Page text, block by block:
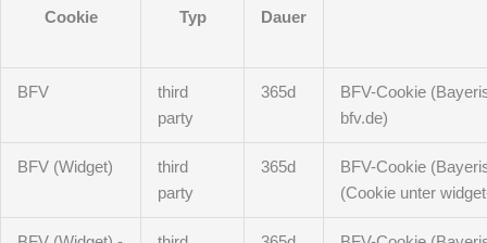
Cookie Typ Dauer
BFV
third
party
365d
BFV-Cookie
bfv.de)
BFV (Widget)
third
party
365d
BFV-Cookie
(Cookie unter